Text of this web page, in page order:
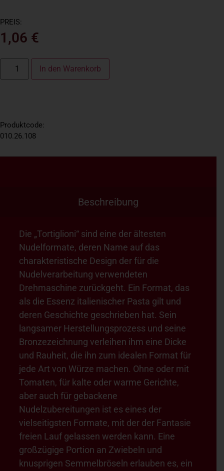
PREIS:
1,06 €
In den Warenkorb
Produktcode:
010.26.108
Beschreibung
Die „Tortiglioni“ sind eine der ältesten
Nudelformate, deren Name auf das
charakteristische Design der für die
Nudelverarbeitung verwendeten
Drehmaschine zurückgeht. Ein Format, das
als die Essenz italienischer Pasta gilt und
deren Geschichte geschrieben hat. Sein
langsamer Herstellungsprozess und seine
Bronzezeichnung verleihen ihm eine Dicke
und Rauheit, die ihn zum idealen Format für
jede Art von Würze machen. Ohne oder mit
Tomaten, für kalte oder warme Gerichte,
aber auch für gebackene
Nudelzubereitungen ist es eines der
vielseitigsten Formate, mit der der Fantasie
freien Lauf gelassen werden kann. Eine
großzügige Portion an Zwiebeln und
knusprigen Semmelbröseln erlauben es, ein